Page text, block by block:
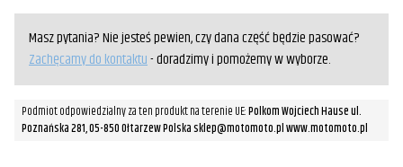
Masz pytania? Nie jesteś pewien, czy dana część będzie pasować?
Zachęcamy do kontaktu- doradzimy i pomożemy w wyborze.
Podmiot odpowiedzialny za ten produkt na terenie UE:Polkom Wojciech Hause ul.
Poznańska 281, 05-850 Ołtarzew Polska sklep@motomoto.pl www.motomoto.pl